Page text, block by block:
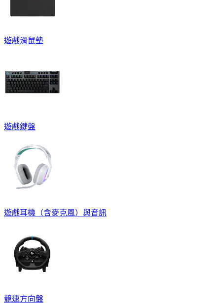
遊戲滑鼠墊
遊戲鍵盤
遊戲耳機（含麥克風）與音訊
競速方向盤